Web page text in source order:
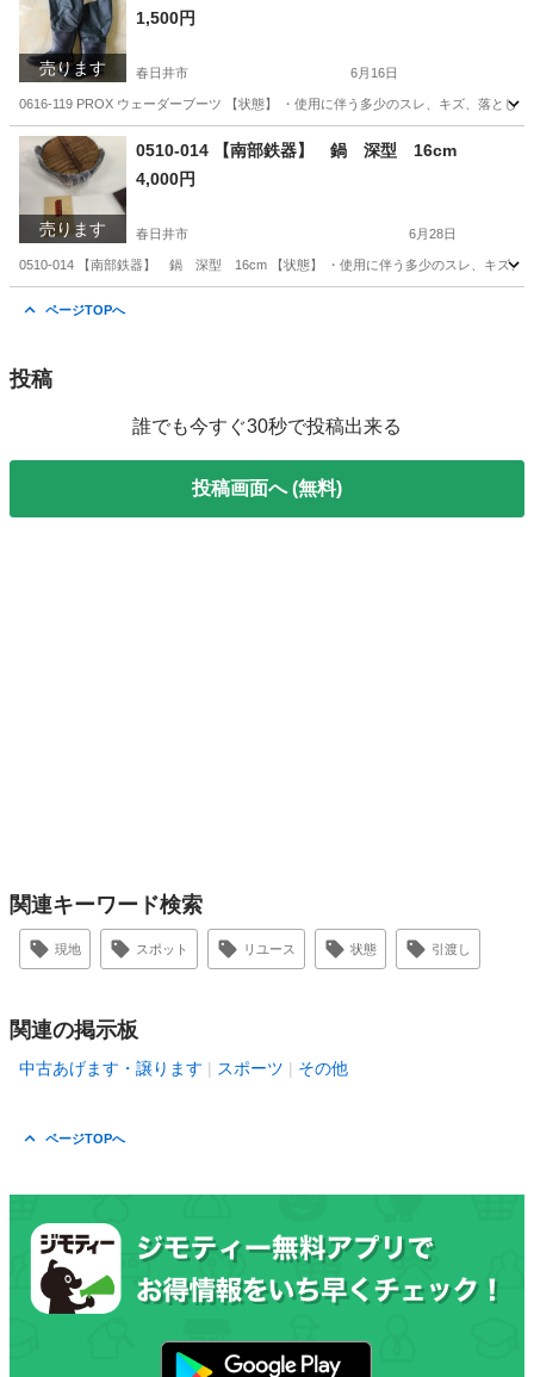
売ります
1,500円
春日井市 6月16日
0616-119 PROX ウェーダーブーツ 【状態】 ・使用に伴う多少のスレ、キズ、落と
愛知 春日井市 現地
売ります
0510-014 【南部鉄器】 鍋 深型 16cm
4,000円
春日井市 6月28日
0510-014 【南部鉄器】 鍋 深型 16cm 【状態】 ・使用に伴う多少のスレ、キズ、
ページTOPへ
投稿
誰でも今すぐ30秒で投稿出来る
投稿画面へ (無料)
関連キーワード検索
現地 スポット リユース 状態 引渡し
関連の掲示板
中古あげます・譲ります スポーツ その他
ページTOPへ